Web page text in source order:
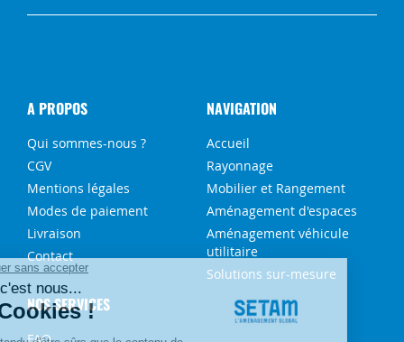
A PROPOS
Qui sommes-nous ?
CGV
Mentions légales
Modes de paiement
Livraison
Contact
NAVIGATION
Accueil
Rayonnage
Mobilier et Rangement
Aménagement d'espaces
Aménagement véhicule
utilitaire
Solutions sur-mesure
NOS SERVICES